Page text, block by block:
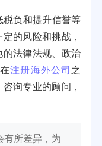
税负和提升信誉等
的风险和挑战，
法律法规、政治
注册海外公司 之
询专业的顾问，
有所差异，为